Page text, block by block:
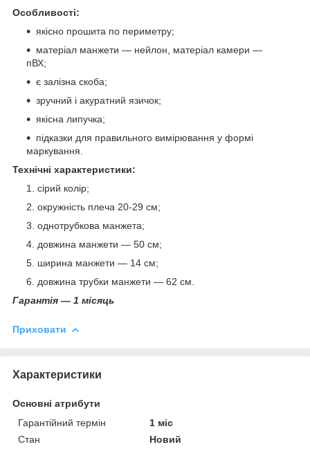
Особливості:
якісно прошита по периметру;
матеріал манжети — нейлон, матеріал камери —
пВХ;
є залізна скоба;
зручний і акуратний язичок;
якісна липучка;
підказки для правильного вимірювання у формі
маркування.
Технічні характеристики:
сірий колір;
окружність плеча 20-29 см;
однотрубкова манжета;
довжина манжети — 50 см;
ширина манжети — 14 см;
довжина трубки манжети — 62 см.
Гарантія — 1 місяць
Приховати
Характеристики
Основні атрибути
Гарантійний термін
1 міс
Стан
Новий